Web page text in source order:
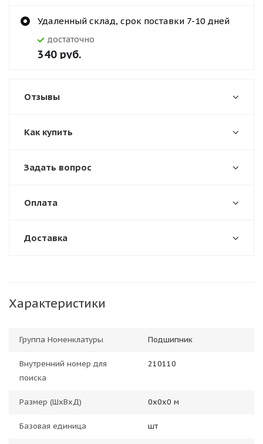
Удаленный склад, срок поставки 7-10 дней
Достаточно
340 руб.
Отзывы
Как купить
Задать вопрос
Оплата
Доставка
Характеристики
Группа Номенклатуры Подшипник
Внутренний номер для
поиска
210110
Размер (ШхВхД) 0х0х0 м
Базовая единица шт